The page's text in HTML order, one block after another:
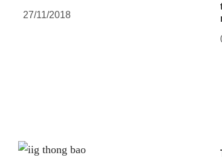
27/11/2018